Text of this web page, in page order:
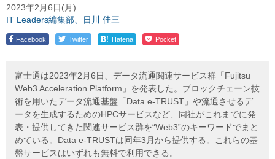
2023年2月6日(月)
IT Leaders編集部、日川 佳三
Facebook Twitter ! Hatena Pocket
富士通は2023年2月6日、データ流通関連サービス群「Fujitsu
Web3 Acceleration Platform」を発表した。ブロックチェーン技
術を用いたデータ流通基盤「Data e-TRUST」や流通させるデ
ータを生成するためのHPCサービスなど、同社がこれまでに発
表・提供してきた関連サービス群を“Web3”のキーワードでまと
めている。Data e-TRUSTは同年3月から提供する。これらの基
盤サービスはいずれも無料で利用できる。